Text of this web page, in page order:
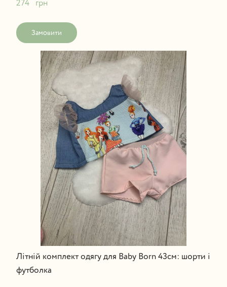
274   грн
Замовити
Літній комплект одягу для Baby Born 43см: шорти і
футболка